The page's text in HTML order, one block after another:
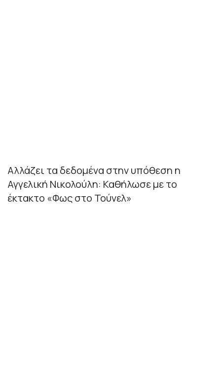
Αλλάζει τα δεδομένα στην υπόθεση η
Αγγελική Νικολούλη: Καθήλωσε με το
έκτακτο «Φως στο Τούνελ»